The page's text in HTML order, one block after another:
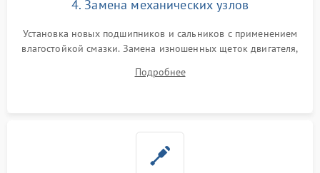
4. Замена механических узлов
Установка новых подшипников и сальников с применением
влагостойкой смазки. Замена изношенных щеток двигателя,
или поврежденной резиновой манжеты.
Подробнее